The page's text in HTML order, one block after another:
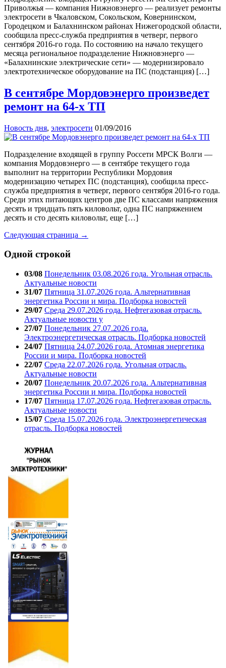
Приволжья — компания Нижновэнерго — реализует ремонты
электросети в Чкаловском, Сокольском, Ковернинском,
Городецком и Балахнинском районах Нижегородской области,
сообщила пресс-служба предприятия в четверг, первого
сентября 2016-го года. По состоянию на начало текущего
месяца региональное подразделение Нижновэнерго —
«Балахнинские электрические сети» — модернизировало
электротехническое оборудование на ПС (подстанция) […]
В сентябре Мордовэнерго произведет
ремонт на 64-х ТП
Новость дня, электросети 01/09/2016
Подразделение входящей в группу Россети МРСК Волги —
компания Мордовэнерго — в сентябре текущего года
выполнит на территории Республики Мордовия
модернизацию четырех ПС (подстанция), сообщила пресс-
служба предприятия в четверг, первого сентября 2016-го года.
Среди этих питающих центров две ПС классами напряжения
десять и тридцать пять киловольт, одна ПС напряжением
десять и сто десять киловольт, еще […]
Следующая страница →
Одной строкой
03/08 Понедельник 03.08.2026 года. Угольная отрасль.
Актуальные новости
31/07 Пятница 31.07.2026 года. Альтернативная
энергетика России и мира. Подборка новостей
29/07 Среда 29.07.2026 года. Нефтегазовая отрасль.
Актуальные новости у
27/07 Понедельник 27.07.2026 года.
Электроэнергетическая отрасль. Подборка новостей
24/07 Пятница 24.07.2026 года. Атомная энергетика
России и мира. Подборка новостей
22/07 Среда 22.07.2026 года. Угольная отрасль.
Актуальные новости
20/07 Понедельник 20.07.2026 года. Альтернативная
энергетика России и мира. Подборка новостей
17/07 Пятница 17.07.2026 года. Нефтегазовая отрасль.
Актуальные новости
15/07 Среда 15.07.2026 года. Электроэнергетическая
отрасль. Подборка новостей